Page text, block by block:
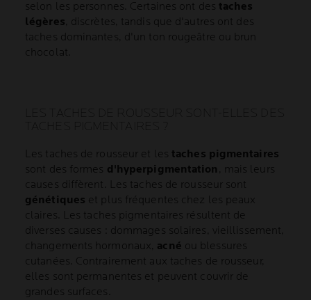
selon les personnes. Certaines ont des taches
légères , discrètes, tandis que d'autres ont des
taches dominantes, d'un ton rougeâtre ou brun
chocolat.
Les taches de rousseur et les taches pigmentaires
sont des formes d'hyperpigmentation
, mais leurs
causes diffèrent. Les taches de rousseur sont
génétiques et plus fréquentes chez les peaux
claires. Les taches pigmentaires résultent de
diverses causes : dommages solaires, vieillissement,
changements hormonaux, acné ou blessures
cutanées. Contrairement aux taches de rousseur,
elles sont permanentes et peuvent couvrir de
grandes surfaces.